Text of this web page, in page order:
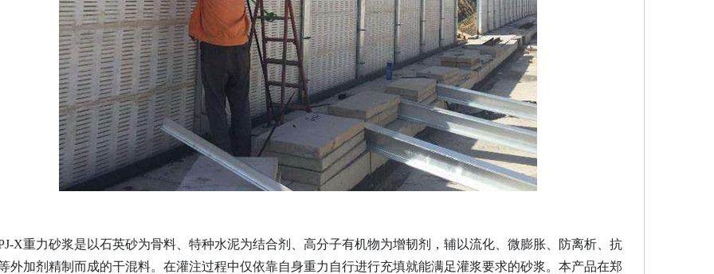
X重力砂浆是 以石英砂为骨料 特种水泥为结合剂 、高分子有机物为增韧剂，辅以流化 、微膨胀、防离析、抗
外加剂精制 而成的干混料。在灌注过程中仅依靠自身重力自行进行充填就能满足灌浆要求的砂浆。本产品在郑